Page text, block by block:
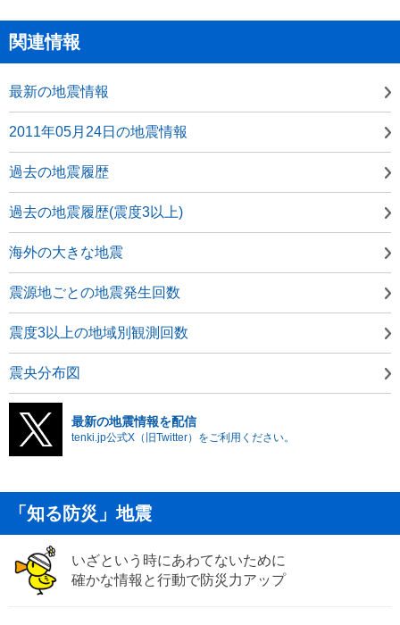
関連情報
最新の地震情報
2011年05月24日の地震情報
過去の地震履歴
過去の地震履歴(震度3以上)
海外の大きな地震
震源地ごとの地震発生回数
震度3以上の地域別観測回数
震央分布図
最新の地震情報を配信
tenki.jp公式X（旧Twitter）をご利用ください。
「知る防災」地震
いざという時にあわてないために
確かな情報と行動で防災力アップ